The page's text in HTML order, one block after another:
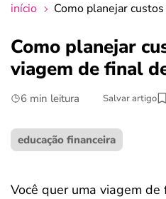
crédito fácil
últimas notícias
ferramentas
início Como planejar
Como planejar
viagem de final
6 min leitura Salvar artigo
educação financeira
Você quer uma viagem de